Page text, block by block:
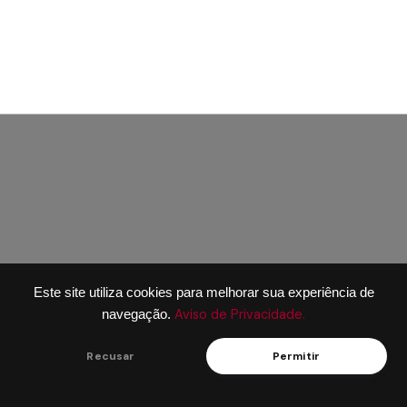
Este site utiliza cookies para melhorar sua experiência de
navegação. Aviso de Privacidade.
Recusar Permitir